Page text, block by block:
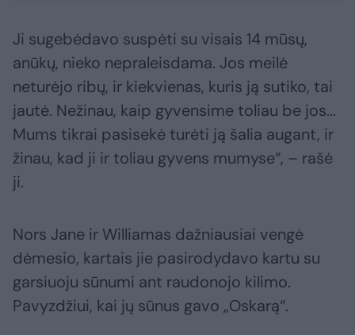
Ji sugebėdavo suspėti su visais 14 mūsų,
anūkų, nieko nepraleisdama. Jos meilė
neturėjo ribų, ir kiekvienas, kuris ją sutiko, tai
jautė. Nežinau, kaip gyvensime toliau be jos...
Mums tikrai pasisekė turėti ją šalia augant, ir
žinau, kad ji ir toliau gyvens mumyse“, – rašė
ji.
Nors Jane ir Williamas dažniausiai vengė
dėmesio, kartais jie pasirodydavo kartu su
garsiuoju sūnumi ant raudonojo kilimo.
Pavyzdžiui, kai jų sūnus gavo „Oskarą“.